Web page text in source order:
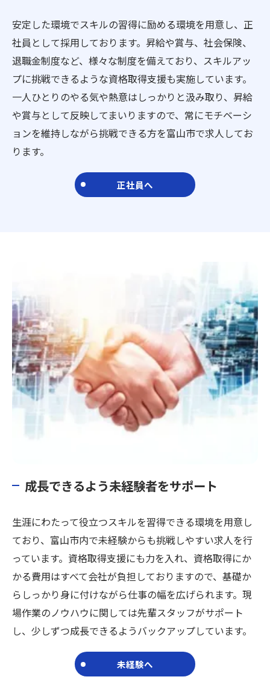
安定した環境でスキルの習得に励める環境を用意し、正
社員として採用しております。昇給や賞与、社会保険、
退職金制度など、様々な制度を備えており、スキルアッ
プに挑戦できるような資格取得支援も実施しています。
一人ひとりのやる気や熱意はしっかりと汲み取り、昇給
や賞与として反映してまいりますので、常にモチベーシ
ョンを維持しながら挑戦できる方を富山市で求人してお
ります。
正社員へ
成長できるよう未経験者をサポート
生涯にわたって役立つスキルを習得できる環境を用意し
ており、富山市内で未経験からも挑戦しやすい求人を行
っています。資格取得支援にも力を入れ、資格取得にか
かる費用はすべて会社が負担しておりますので、基礎か
らしっかり身に付けながら仕事の幅を広げられます。現
場作業のノウハウに関しては先輩スタッフがサポート
し、少しずつ成長できるようバックアップしています。
未経験へ